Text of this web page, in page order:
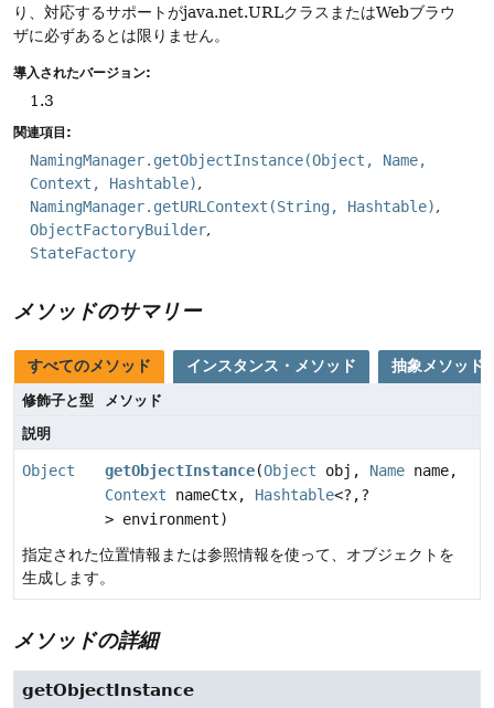
り、対応するサポートがjava.net.URLクラスまたはWebブラウ
ザに必ずあるとは限りません。
導入されたバージョン:
1.3
関連項目:
NamingManager.getObjectInstance(Object, Name,
Context, Hashtable)
NamingManager.getURLContext(String, Hashtable)
ObjectFactoryBuilder
StateFactory
メソッドのサマリー
すべてのメソッド インスタンス・メソッド 抽象メソッド
修飾子と型
メソッド
説明
Object getObjectInstance(Object obj, Name name,
Context nameCtx, Hashtable<?,?
> environment)
指定された位置情報または参照情報を使って、オブジェクトを
生成します。
メソッドの詳細
getObjectInstance